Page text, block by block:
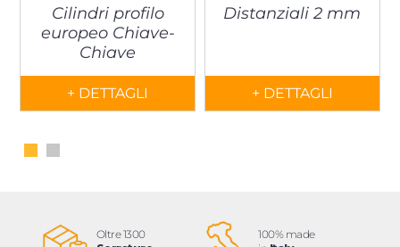
Cilindri profilo
europeo Chiave-
Chiave
+ DETTAGLI
Distanziali 2 mm
+ DETTAGLI
Oltre 1300
100% made